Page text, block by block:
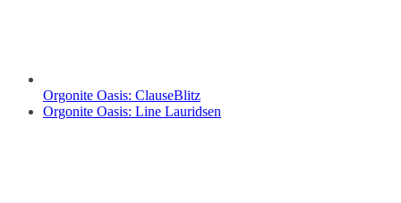
Orgonite Oasis: ClauseBlitz
Orgonite Oasis: Line Lauridsen